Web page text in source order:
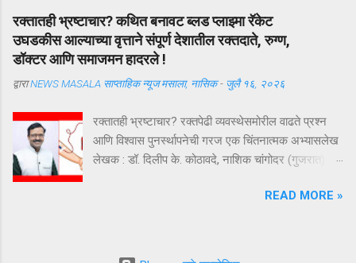
रक्तातही भ्रष्टाचार? कथित बनावट ब्लड प्लाझ्मा रॅकेट
उघडकीस आल्याच्या वृत्ताने संपूर्ण देशातील रक्तदाते, रुग्ण,
डॉक्टर आणि समाजमन हादरले !
द्वाराNEWS MASALA साप्ताहिक न्यूज मसाला, नासिक - जुलै १६, २०२६
रक्तातही भ्रष्टाचार? रक्तपेढी व्यवस्थेसमोरील वाढते प्रश्न
आणि विश्वास पुनर्स्थापनेची गरज एक चिंतनात्मक अभ्यासलेख
लेखक : डॉ. दिलीप के. कोठावदे, नाशिक चांगोदर (गुजरात) येथे
संपूर्ण देशातील रक्तदाते, रुग्ण, डॉक्टर आणि समाजमन हादरले
महत्त्वाचा प्रश्न पुन्हा ऐरणीवर आणला आहे—भारतातील रक्त
READ MORE »